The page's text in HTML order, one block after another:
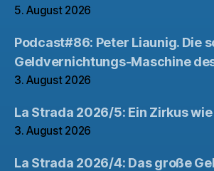
5. August 2026
Podcast#86: Peter Liaunig. Die
Geldvernichtungs-Maschine
3. August 2026
La Strada 2026/5: Ein Zirkus
3. August 2026
La Strada 2026/4: Das große